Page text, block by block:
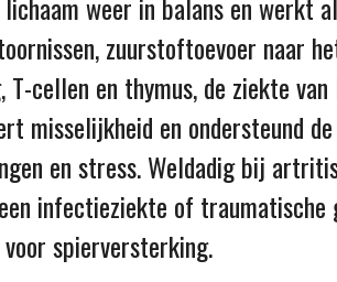
zuurstoftoevoer naar
cellen en thymus, de ziekte
misselijkheid en ondersteund
en stress. Weldadig bij
infectieziekte of
spierversterking.